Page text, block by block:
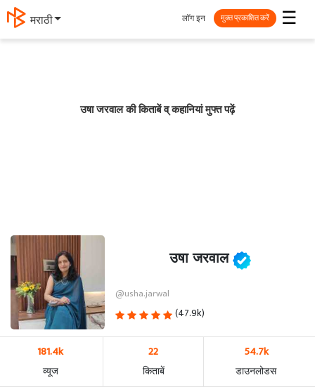
मराठी ☰
लॉग इन मुक्त प्रकाशित करें
उषा जरवाल की किताबें व् कहानियां मुफ्त पढ़ें
उषा जरवाल
@usha.jarwal
(47.9k)
181.4k
व्यूज
22
किताबें
54.7k
डाउनलोडस